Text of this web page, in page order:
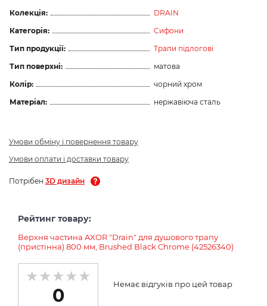
Колекція:
DRAIN
Категорія:
Сифони
Тип продукції:
Трапи підлогові
Тип поверхні:
матова
Колір:
чорний хром
Матеріал:
нержавіюча сталь
Умови обміну і повернення товару
Умови оплати і доставки товару
Потрібен 3D дизайн
Рейтинг товару:
Верхня частина AXOR "Drain" для душового трапу
(пристінна) 800 мм, Brushed Black Chrome (42526340)
0
Немає відгуків про цей товар